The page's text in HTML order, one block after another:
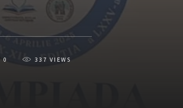
0 337 VIEWS